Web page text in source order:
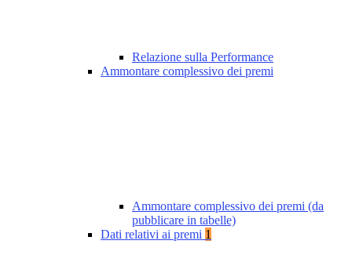
Relazione sulla Performance
Ammontare complessivo dei premi
Ammontare complessivo dei premi (da
pubblicare in tabelle)
Dati relativi ai premi 1